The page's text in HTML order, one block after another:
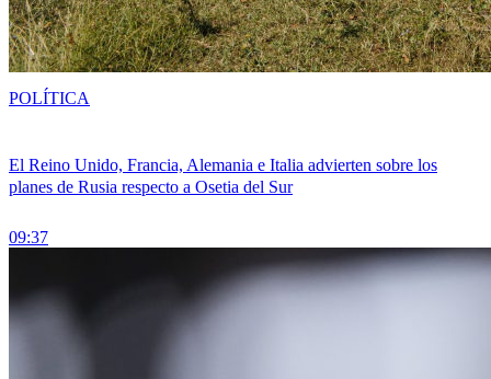
El Reino Unido, Francia, Alemania e Italia advierten sobre los
planes de Rusia respecto a Osetia del Sur
09:37
POLÍTICA